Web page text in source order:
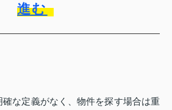
進む
な定義がなく、物件を探す場合は重